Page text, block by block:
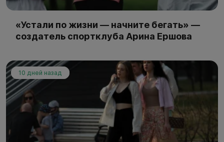
«Устали по жизни — начните бегать» —
создатель спортклуба Арина Ершова
10 дней назад